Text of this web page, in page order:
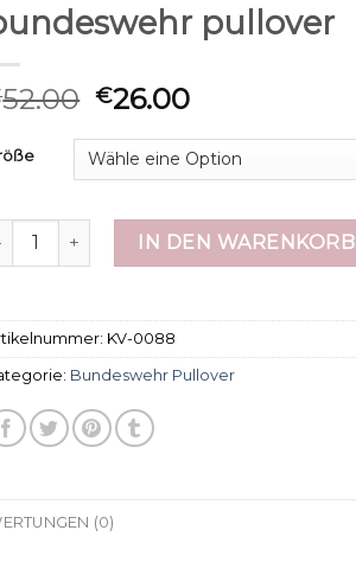
pullover
52.00 €26.00
pullover Menge
IN DEN WARENKORB
KV-0088
Bundeswehr Pullover
(0)